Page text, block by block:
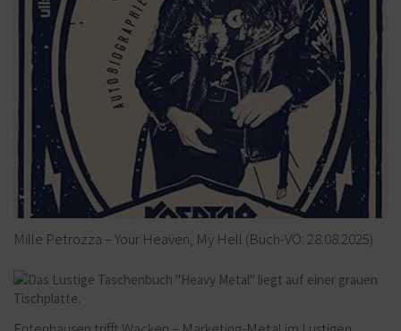
Mille Petrozza – Your Heaven, My Hell (Buch-VÖ: 28.08.2025)